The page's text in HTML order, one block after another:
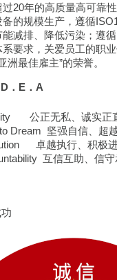
20年的高质量高可靠
的规模生产，遵循
能减排、降低污染；遵
要求，关爱员工的职
洲最佳雇主”的荣誉。
．E．A
公正无私、诚实正
Dream 坚强自信、超
卓越执行、积极
互信互助、信守